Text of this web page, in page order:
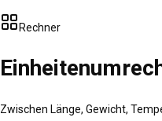
Rechner
Zwischen Länge, Gewicht,